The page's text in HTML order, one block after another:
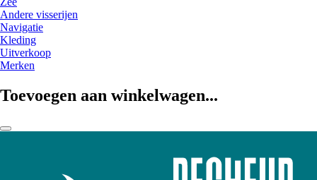
Andere visserijen
Navigatie
Kleding
Uitverkoop
Merken
Toevoegen aan winkelwagen...